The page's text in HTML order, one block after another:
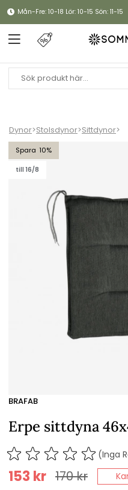
Mån-Fre: 10-18 Lör: 10-15 Sön: 11-15
Dynor>Stolsdynor>Sittdynor>
10
till 16/8
Erpe sittdyna 46x46 cm -
BRAFAB
Erpe sittdyna
(Inga
170kr
153 kr